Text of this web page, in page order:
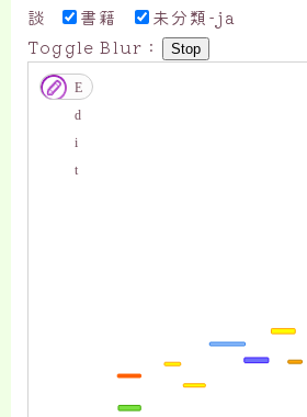
すだまる
月5万円を達成
談
書籍
未分類-ja
Toggle Blur :
Stop
E
d
i
t